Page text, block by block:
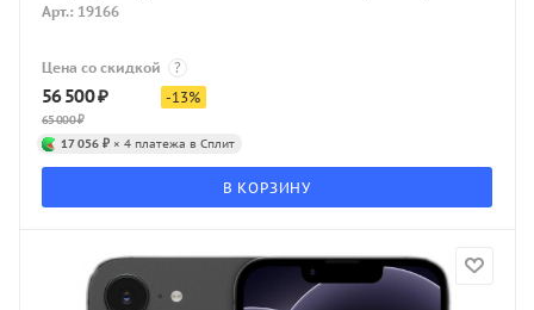
Арт.: 19166
Цена со скидкой ?
56 500₽
65 000₽
-13%
17 056 ₽ × 4 платежа в Сплит
В КОРЗИНУ